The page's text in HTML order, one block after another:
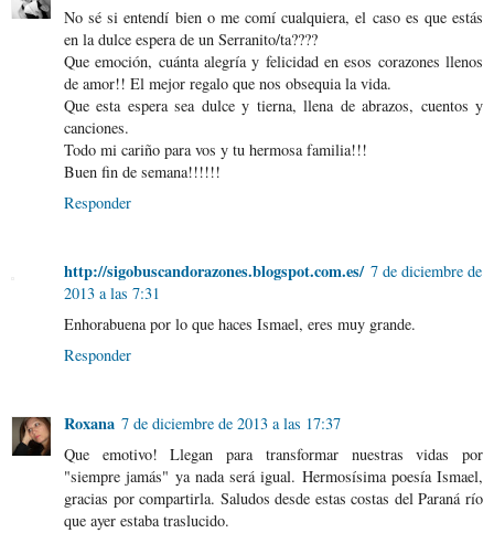
No sé si entendí bien o me comí cualquiera, el caso es que estás
en la dulce espera de un Serranito/ta????
Que emoción, cuánta alegría y felicidad en esos corazones llenos
de amor!! El mejor regalo que nos obsequia la vida.
Que esta espera sea dulce y tierna, llena de abrazos, cuentos y
canciones.
Todo mi cariño para vos y tu hermosa familia!!!
Buen fin de semana!!!!!!
Responder
http://sigobuscandorazones.blogspot.com.es/ 7 de diciembre de
2013 a las 7:31
Enhorabuena por lo que haces Ismael, eres muy grande.
Responder
Roxana 7 de diciembre de 2013 a las 17:37
Que emotivo! Llegan para transformar nuestras vidas por
"siempre jamás" ya nada será igual. Hermosísima poesía Ismael,
gracias por compartirla. Saludos desde estas costas del Paraná río
que ayer estaba traslucido.